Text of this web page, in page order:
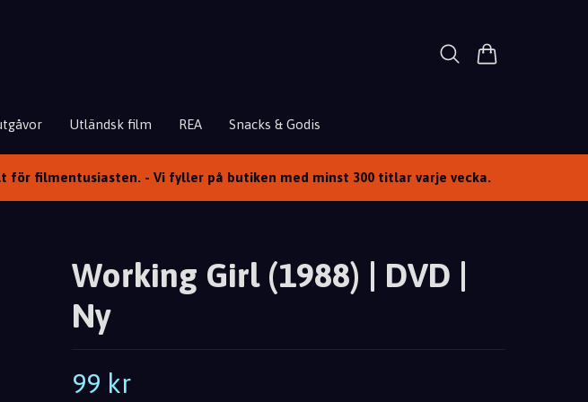
Utländsk film REA Snacks & Godis
filmentusiasten. - Vi fyller på butiken med minst 300 titlar varje vecka.
Working Girl (1988) | DVD |
Ny
99 kr